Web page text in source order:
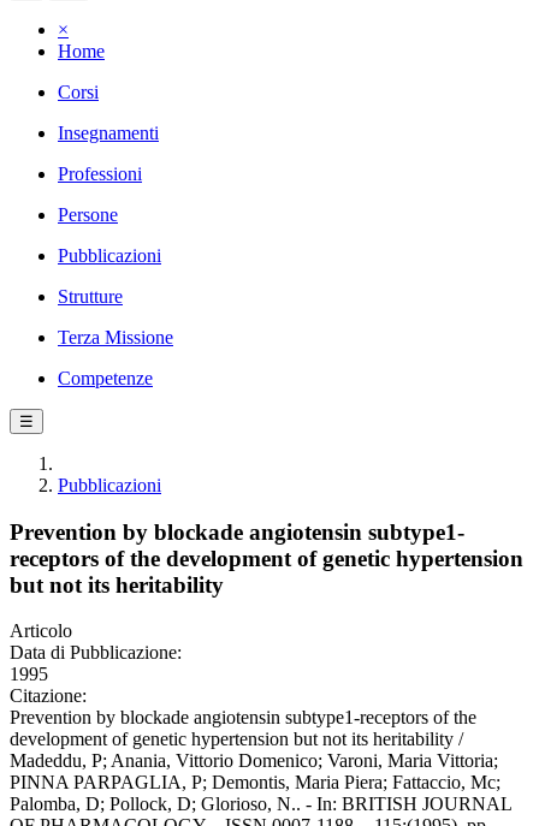
×
Home
Corsi
Insegnamenti
Professioni
Persone
Pubblicazioni
Strutture
Terza Missione
Competenze
☰
Pubblicazioni
Prevention by blockade angiotensin subtype1-
receptors of the development of genetic hypertension
but not its heritability
Articolo
Data di Pubblicazione:
1995
Citazione:
Prevention by blockade angiotensin subtype1-receptors of the
development of genetic hypertension but not its heritability /
Madeddu, P; Anania, Vittorio Domenico; Varoni, Maria Vittoria;
PINNA PARPAGLIA, P; Demontis, Maria Piera; Fattaccio, Mc;
Palomba, D; Pollock, D; Glorioso, N.. - In: BRITISH JOURNAL